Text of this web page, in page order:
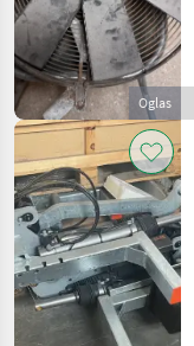
Oglas